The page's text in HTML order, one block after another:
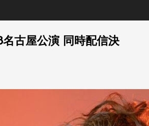
名古屋公演 同時配信決